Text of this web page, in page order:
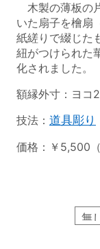
木製の薄板の
いた扇子を檜扇
紙縒りで綴じた
紐がつけられた
化されました。
額縁外寸：ヨ
技法： 道具彫り
価格：￥5,500